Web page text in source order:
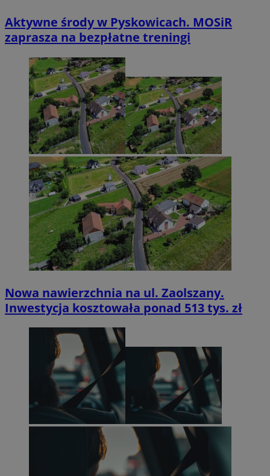
Aktywne środy w Pyskowicach. MOSiR
zaprasza na bezpłatne treningi
Nowa nawierzchnia na ul. Zaolszany.
Inwestycja kosztowała ponad 513 tys. zł